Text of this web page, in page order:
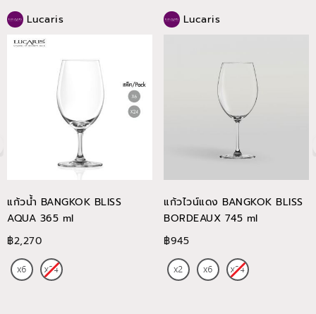
Lucaris
แก้วน้ำ BANGKOK BLISS
AQUA 365 ml
฿2,270
Lucaris
แก้วไวน์แดง BANGKOK BLISS
BORDEAUX 745 ml
฿945